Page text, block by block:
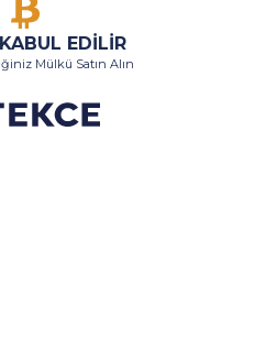
EDİLİR
Mülkü Satın Alın